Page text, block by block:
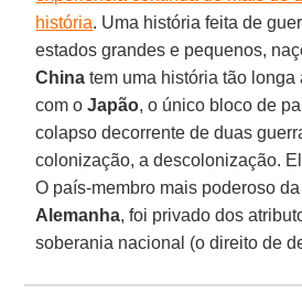
história. Uma história feita de
estados grandes e pequenos,
China tem uma história tão longa
com oJapão, o único bloco de
colapso decorrente de duas
colonização, a descolonização.
O país-membro mais poderoso
Alemanha, foi privado dos
soberania nacional (o direito de